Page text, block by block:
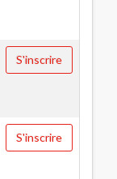
S'inscrire
S'inscrire